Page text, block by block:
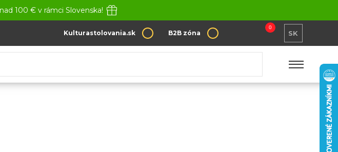
100 € v rámci Slovenska!
Kulturastolovania.sk B2B zóna
0
SK